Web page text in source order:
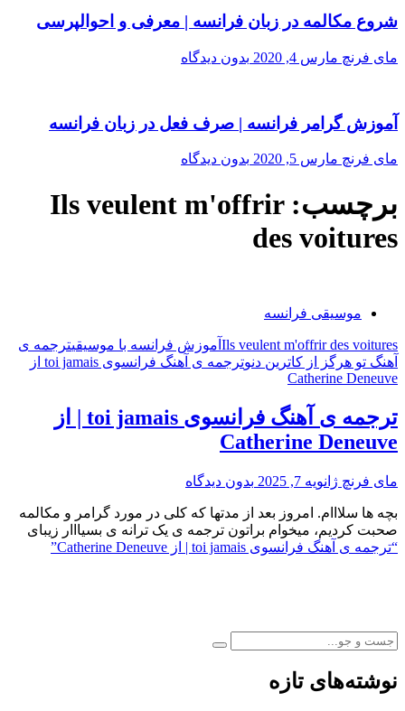
شروع مکالمه در زبان فرانسه | معرفی و احوالپرسی
مای فرنچ مارس 4, 2020 بدون دیدگاه
آموزش گرامر فرانسه | صرف فعل در زبان فرانسه
مای فرنچ مارس 5, 2020 بدون دیدگاه
برچسب:Ils veulent m'offrir
des voitures
موسیقی فرانسه
Ils veulent m'offrir des voitures آموزش فرانسه با موسیقیترجمه ی
آهنگ تو هرگز از کاترین دنو
ترجمه ی آهنگ فرانسوی toi jamais از
Catherine Deneuve
ترجمه ی آهنگ فرانسوی toi jamais | از
Catherine Deneuve
مای فرنچ ژانویه 7, 2025 بدون دیدگاه
بچه ها سلااام. امروز بعد از مدتها که کلی در مورد گرامر و مکالمه
صحبت کردیم، میخوام براتون ترجمه ی یک ترانه ی بسیااار زیبای
“ترجمه ی آهنگ فرانسوی toi jamais | از Catherine Deneuve”
نوشته‌های تازه